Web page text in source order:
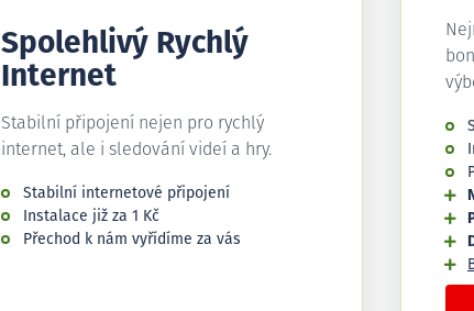
Spolehlivý Rychlý
Internet
Stabilní připojení nejen pro rychlý
internet, ale i sledování videí a hry.
Stabilní internetové připojení
Instalace již za 1 Kč
Přechod k nám vyřídíme za vás